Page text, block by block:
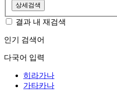
상세검색
결과 내 재검색
인기 검색어
다국어 입력
히라가나
가타카나